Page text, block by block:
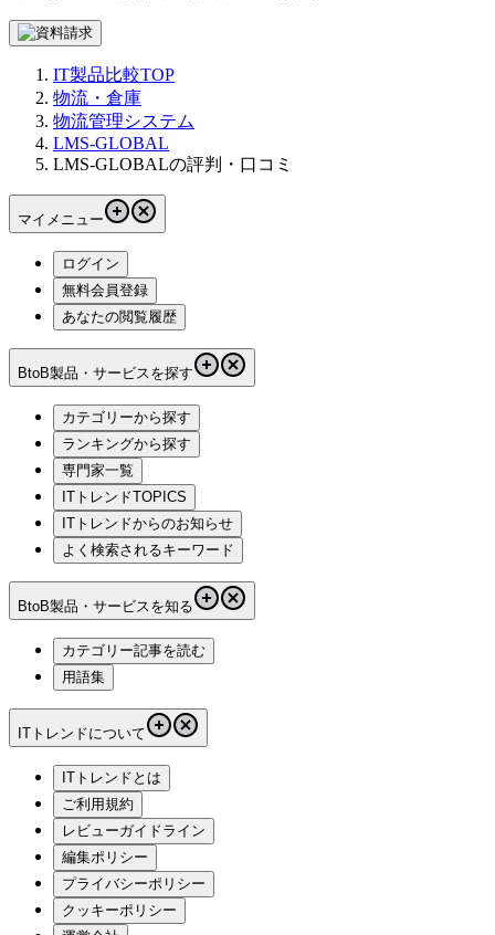
IT製品比較TOP
物流・倉庫
物流管理システム
LMS-GLOBAL
LMS-GLOBALの評判・口コミ
マイメニュー
ログイン
無料会員登録
あなたの閲覧履歴
BtoB製品・サービスを探す
カテゴリーから探す
ランキングから探す
専門家一覧
ITトレンドTOPICS
ITトレンドからのお知らせ
よく検索されるキーワード
BtoB製品・サービスを知る
カテゴリー記事を読む
用語集
ITトレンドについて
ITトレンドとは
ご利用規約
レビューガイドライン
編集ポリシー
プライバシーポリシー
クッキーポリシー